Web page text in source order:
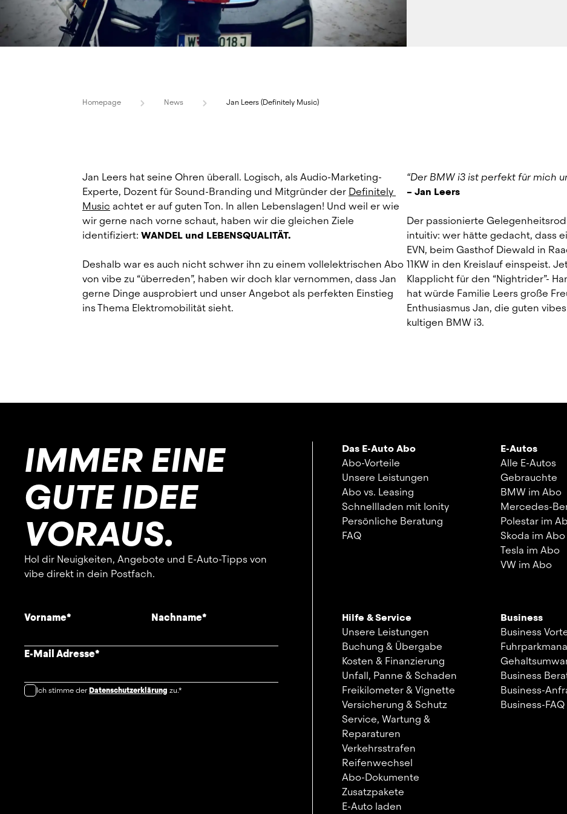
Homepage News Jan Leers (Definitely Music)
Jan Leers hat seine Ohren überall. Logisch, als Audio-Marketing-
Experte, Dozent für Sound-Branding und Mitgründer der Definitely
Music achtet er auf guten Ton. In allen Lebenslagen! Und weil er wie
wir gerne nach vorne schaut, haben wir die gleichen Ziele
identifiziert: WANDEL und LEBENSQUALITÄT.
Deshalb war es auch nicht schwer ihn zu einem vollelektrischen Abo
von vibe zu “überreden”, haben wir doch klar vernommen, dass Jan
gerne Dinge ausprobiert und unser Angebot als perfekten Einstieg
ins Thema Elektromobilität sieht.
“Der BMW i3 ist perfekt für mich
– Jan Leers
Der passionierte
intuitiv: wer hätte gedacht, dass
EVN, beim Gasthof Diewald in
11KW in den Kreislauf einspeist.
Klapplicht für den “Nightrider”-
hat würde Familie Leers große
Enthusiasmus Jan, die guten
kultigen BMW i3.
IMMER EINE
GUTE IDEE
VORAUS.
Hol dir Neuigkeiten, Angebote und E-Auto-Tipps von
vibe direkt in dein Postfach.
Das E-Auto Abo
Abo-Vorteile
Unsere Leistungen
Abo vs. Leasing
Schnellladen mit Ionity
Persönliche Beratung
FAQ
E-Autos
Alle E-Autos
Gebrauchte
BMW im Abo
Mercedes-
Polestar im
Skoda im Abo
Tesla im Abo
VW im Abo
Vorname* Nachname*
E-Mail Adresse*
Ich stimme derDatenschutzerklärung zu.*
Hilfe & Service
Unsere Leistungen
Buchung & Übergabe
Kosten & Finanzierung
Unfall, Panne & Schaden
Freikilometer & Vignette
Versicherung & Schutz
Service, Wartung &
Reparaturen
Verkehrsstrafen
Reifenwechsel
Abo-Dokumente
Zusatzpakete
E-Auto laden
Business
Business
Business
Business-
Business-FAQ